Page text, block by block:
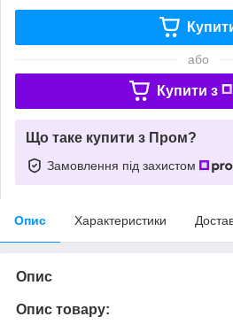
або
Купити з
Що таке купити з Пром?
Замовлення під захистом
Опис Характеристики
Опис
Опис товару: